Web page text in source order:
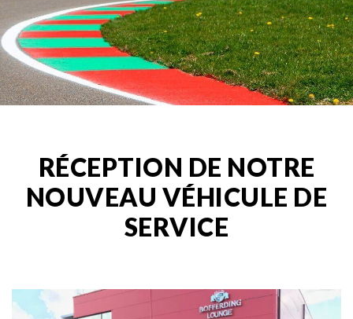
RÉCEPTION DE NOTRE
NOUVEAU VÉHICULE DE
SERVICE